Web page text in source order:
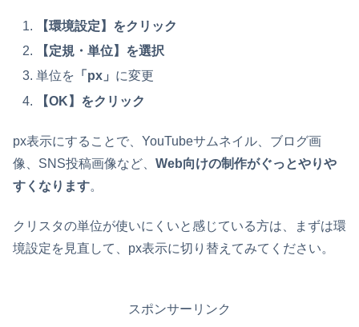
【環境設定】をクリック
【定規・単位】を選択
単位を 「px」 に変更
【OK】をクリック
px表示にすることで、YouTubeサムネイル、ブログ画
像、SNS投稿画像など、 Web向けの制作がぐっとやりや
すくなります。
クリスタの単位が使いにくいと感じている方は、まずは環
境設定を見直して、px表示に切り替えてみてください。
スポンサーリンク